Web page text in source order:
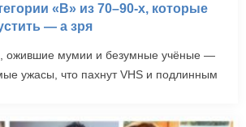
«B» из 70–90-х, которые
— а зря
ожившие мумии и безумные учёные —
ужасы, что пахнут VHS и подлинным